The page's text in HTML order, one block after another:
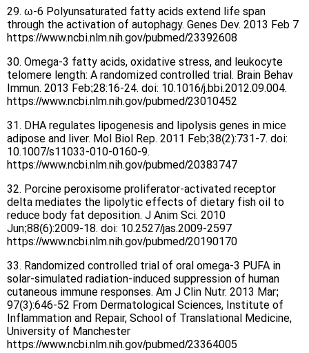
29. ω-6 Polyunsaturated fatty acids extend life span
through the activation of autophagy. Genes Dev. 2013 Feb 7
https://www.ncbi.nlm.nih.gov/pubmed/23392608
30. Omega-3 fatty acids, oxidative stress, and leukocyte
telomere length: A randomized controlled trial. Brain Behav
Immun. 2013 Feb;28:16-24. doi: 10.1016/j.bbi.2012.09.004.
https://www.ncbi.nlm.nih.gov/pubmed/23010452
31. DHA regulates lipogenesis and lipolysis genes in mice
adipose and liver. Mol Biol Rep. 2011 Feb;38(2):731-7. doi:
10.1007/s11033-010-0160-9.
https://www.ncbi.nlm.nih.gov/pubmed/20383747
32. Porcine peroxisome proliferator-activated receptor
delta mediates the lipolytic effects of dietary fish oil to
reduce body fat deposition. J Anim Sci. 2010
Jun;88(6):2009-18. doi: 10.2527/jas.2009-2597
https://www.ncbi.nlm.nih.gov/pubmed/20190170
33. Randomized controlled trial of oral omega-3 PUFA in
solar-simulated radiation-induced suppression of human
cutaneous immune responses. Am J Clin Nutr. 2013 Mar;
97(3):646-52 From Dermatological Sciences, Institute of
Inflammation and Repair, School of Translational Medicine,
University of Manchester
https://www.ncbi.nlm.nih.gov/pubmed/23364005